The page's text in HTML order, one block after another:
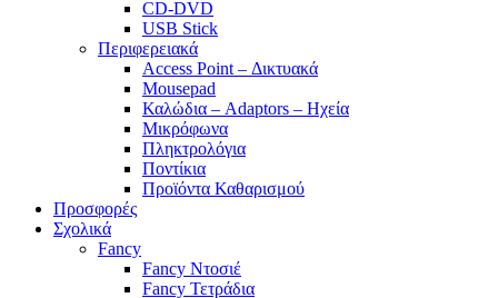
CD-DVD
USB Stick
Περιφερειακά
Access Point – Δικτυακά
Mousepad
Καλώδια – Adaptors – Ηχεία
Μικρόφωνα
Πληκτρολόγια
Ποντίκια
Προϊόντα Καθαρισμού
Προσφορές
Σχολικά
Fancy
Fancy Ντοσιέ
Fancy Τετράδια